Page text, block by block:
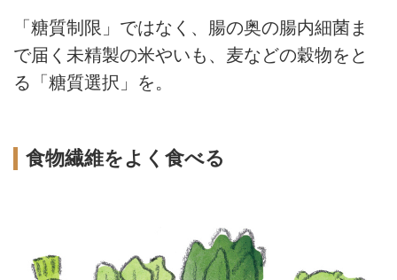
「糖質制限」ではなく、腸の奥の腸内細菌ま
で届く未精製の米やいも、麦などの穀物をと
る「糖質選択」を。
食物繊維をよく食べる